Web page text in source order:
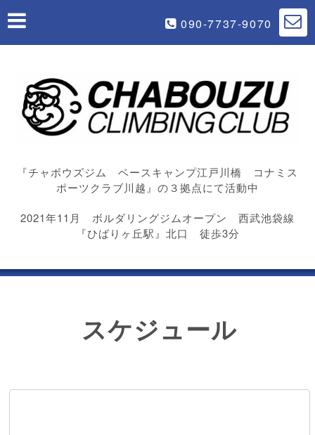
090-7737-9070
『チャボウズジム ベースキャンプ江戸川橋 コナミス
ポーツクラブ川越』の３拠点にて活動中
2021年11月 ボルダリングジムオープン 西武池袋線
『ひばりヶ丘駅』北口 徒歩3分
スケジュール